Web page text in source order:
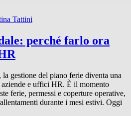
Tattini
perché farlo ora
la gestione del piano ferie diventa una
e uffici HR. È il momento
ferie, permessi e coperture operative,
durante i mesi estivi. Oggi